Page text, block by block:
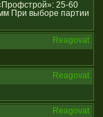
25-60
При выборе партии
Reagovat
Reagovat
Reagovat